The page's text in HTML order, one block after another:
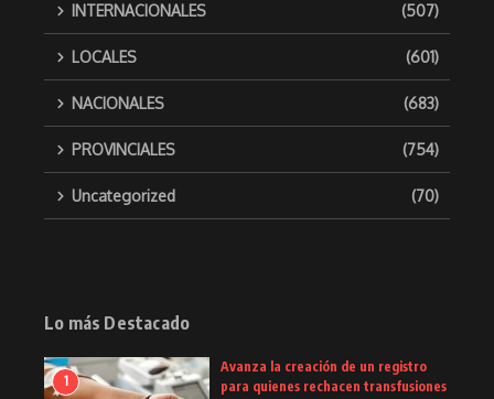
INTERNACIONALES (507)
LOCALES (601)
NACIONALES (683)
PROVINCIALES (754)
Uncategorized (70)
Lo más Destacado
1
Avanza la creación de un registro
para quienes rechacen transfusiones